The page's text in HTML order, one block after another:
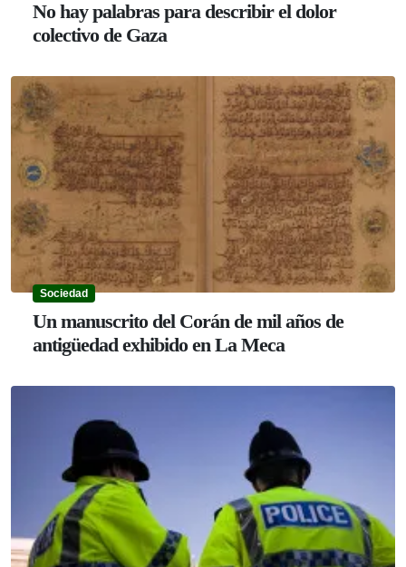
No hay palabras para describir el dolor
colectivo de Gaza
Sociedad
Un manuscrito del Corán de mil años de
antigüedad exhibido en La Meca